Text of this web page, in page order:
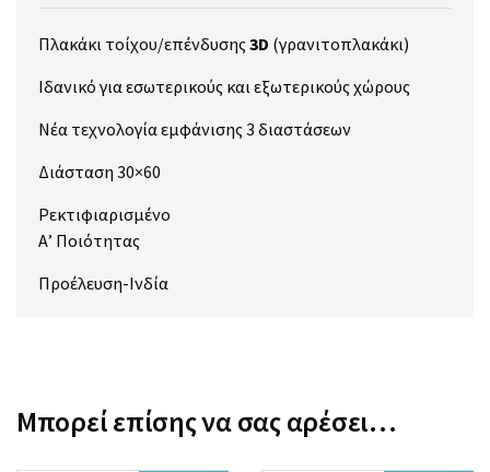
Πλακάκι τοίχου/επένδυσης3D (γρανιτοπλακάκι)
Ιδανικό για εσωτερικούς και εξωτερικούς χώρους
Νέα τεχνολογία εμφάνισης 3 διαστάσεων
Διάσταση 30×60
Ρεκτιφιαρισμένο
Α’ Ποιότητας
Προέλευση-Ινδία
Μπορεί επίσης να σας αρέσει…